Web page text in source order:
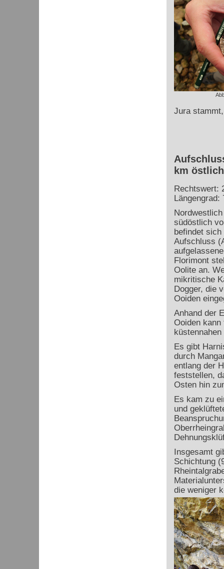
Jura
km
Rechtswert:
Längengrad:
südöstlich
befindet
Aufschluss
Florimont
Oolite an.
mikritische
Dogger, die
Ooiden
Anhand der
Ooiden
Es gibt
durch
entlang der
feststellen,
Osten hin
Es kam zu
und
Insgesamt
Schichtung
die weniger